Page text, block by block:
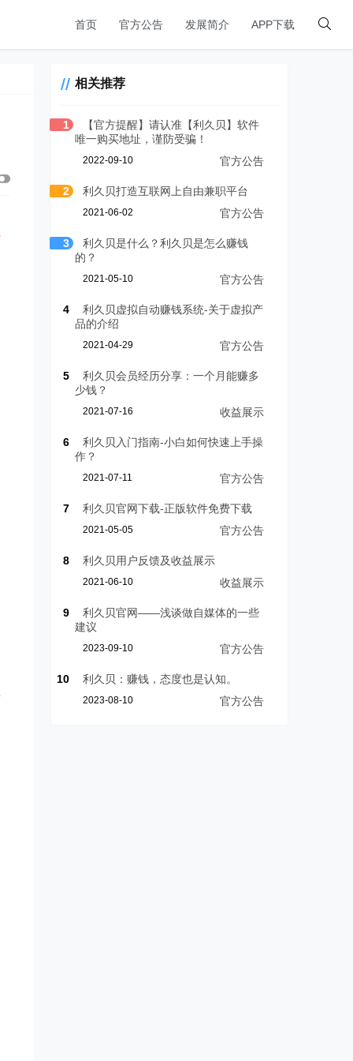
首页 官方公告 发展简介 APP下载
相关推荐
1
【官方提醒】请认准【利久贝】软件
唯一购买地址，谨防受骗！
2022-09-10 官方公告
2 利久贝打造互联网上自由兼职平台
2021-06-02 官方公告
3
利久贝是什么？利久贝是怎么赚钱
的？
2021-05-10 官方公告
4
利久贝虚拟自动赚钱系统-关于虚拟产
品的介绍
2021-04-29 官方公告
5
利久贝会员经历分享：一个月能赚多
少钱？
2021-07-16 收益展示
6
利久贝入门指南-小白如何快速上手操
作？
2021-07-11 官方公告
7 利久贝官网下载-正版软件免费下载
2021-05-05 官方公告
8 利久贝用户反馈及收益展示
2021-06-10 收益展示
9
利久贝官网——浅谈做自媒体的一些
建议
2023-09-10 官方公告
10 利久贝：赚钱，态度也是认知。
2023-08-10 官方公告